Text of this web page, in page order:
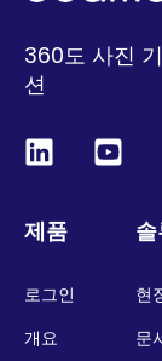
360도 사진
션
제품
로그인
개요
현
문